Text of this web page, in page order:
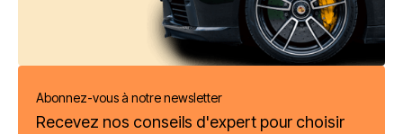
Abonnez-vous à notre newsletter
Recevez nos conseils d'expert pour choisir